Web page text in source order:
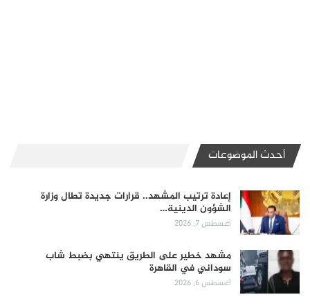
أحدث الموضوعات
إعادة ترتيب المشهد.. قرارات جديدة تطال وزارة
الشؤون الدينية…
أغسطس 7, 2026
مشهد خطير على الطريق ينتهي بضبط شاب
سوداني في القاهرة
أغسطس 6, 2026